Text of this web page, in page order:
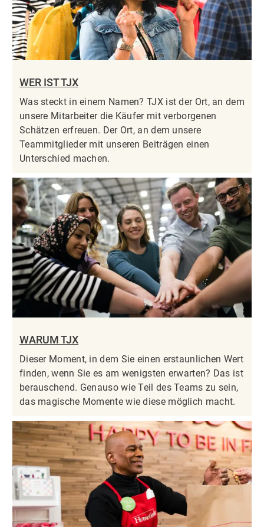
WER IST TJX
Was steckt in einem Namen? TJX ist der Ort, an dem
unsere Mitarbeiter die Käufer mit verborgenen
Schätzen erfreuen. Der Ort, an dem unsere
Teammitglieder mit unseren Beiträgen einen
Unterschied machen.
WARUM TJX
Dieser Moment, in dem Sie einen erstaunlichen Wert
finden, wenn Sie es am wenigsten erwarten? Das ist
berauschend. Genauso wie Teil des Teams zu sein,
das magische Momente wie diese möglich macht.